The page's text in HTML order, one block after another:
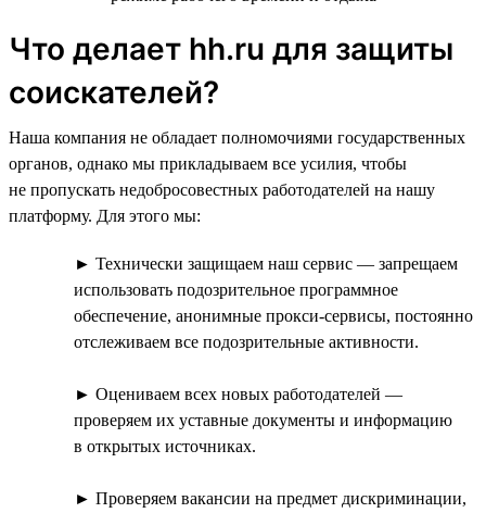
Что делает hh.ru для защиты
соискателей?
Наша компания не обладает полномочиями государственных
органов, однако мы прикладываем все усилия, чтобы
не пропускать недобросовестных работодателей на нашу
платформу. Для этого мы:
► Технически защищаем наш сервис — запрещаем
использовать подозрительное программное
обеспечение, анонимные прокси-сервисы, постоянно
отслеживаем все подозрительные активности.
► Оцениваем всех новых работодателей —
проверяем их уставные документы и информацию
в открытых источниках.
► Проверяем вакансии на предмет дискриминации,